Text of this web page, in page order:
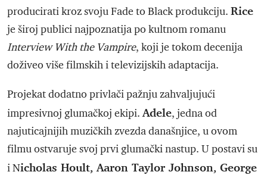
producirati kroz svoju Fade to Black produkciju. Rice
je široj publici najpoznatija po kultnom romanu
Interview With the Vampire, koji je tokom decenija
doživeo više filmskih i televizijskih adaptacija.
Projekat dodatno privlači pažnju zahvaljujući
impresivnoj glumačkoj ekipi.Adele, jedna od
najuticajnijih muzičkih zvezda današnjice, u ovom
filmu ostvaruje svoj prvi glumački nastup. U postavi su
i Nicholas Hoult, Aaron Taylor Johnson, George